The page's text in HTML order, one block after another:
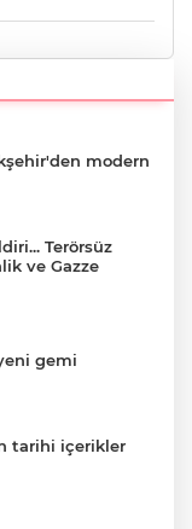
modern
Terörsüz
ve Gazze
gemi
tarihi içerikler